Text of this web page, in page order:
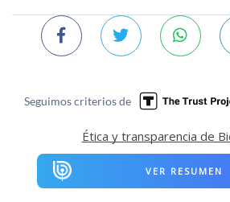
Seguimos criterios de
Ética y transparencia de
VER RESUMEN